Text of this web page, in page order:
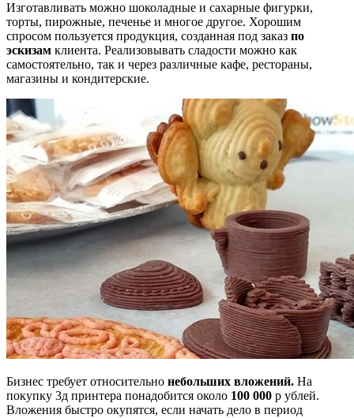
Изготавливать можно шоколадные и сахарные фигурки,
торты, пирожные, печенье и многое другое. Хорошим
спросом пользуется продукция, созданная под заказ по
эскизам клиента. Реализовывать сладости можно как
самостоятельно, так и через различные кафе, рестораны,
магазины и кондитерские.
Бизнес требует относительно небольших вложений. На
покупку 3д принтера понадобится около 100 000 р ублей.
Вложения быстро окупятся, если начать дело в период